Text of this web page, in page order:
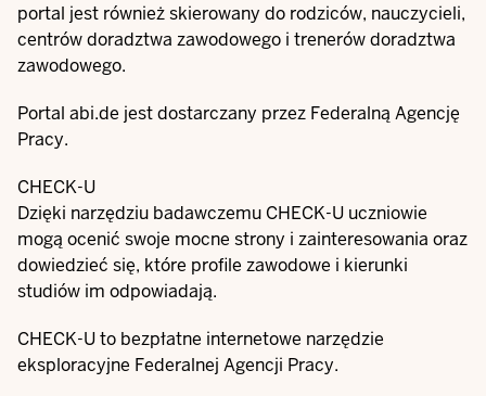
portal jest również skierowany do rodziców, nauczycieli,
centrów doradztwa zawodowego i trenerów doradztwa
zawodowego.
Portal abi.de jest dostarczany przez Federalną Agencję
Pracy.
CHECK-U
Dzięki narzędziu badawczemu CHECK-U uczniowie
mogą ocenić swoje mocne strony i zainteresowania oraz
dowiedzieć się, które profile zawodowe i kierunki
studiów im odpowiadają.
CHECK-U to bezpłatne internetowe narzędzie
eksploracyjne Federalnej Agencji Pracy.